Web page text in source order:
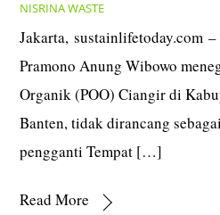
NISRINA WASTE
Jakarta, sustainlifetoday.com
Pramono Anung Wibowo
Organik (POO) Ciangir di
Banten, tidak dirancang
pengganti Tempat […]
Read More